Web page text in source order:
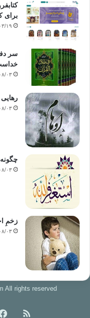
برای
۰۵/
سر
۰۴/
رهایی
۰۴/
چگونه
۰۴/
زخمِ
۰۴/
All rights reserved